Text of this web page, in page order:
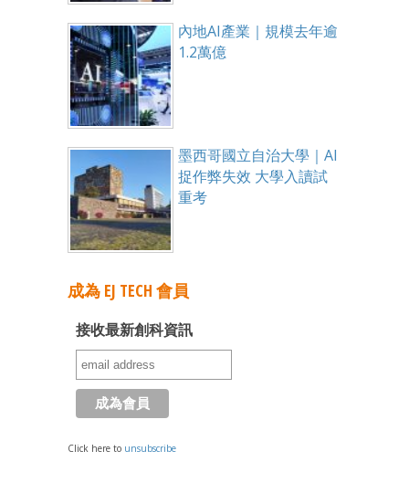
內地AI產業｜規模去年逾
1.2萬億
墨西哥國立自治大學｜AI
捉作弊失效 大學入讀試
重考
成為 EJ TECH 會員
接收最新創科資訊
Click here to unsubscribe